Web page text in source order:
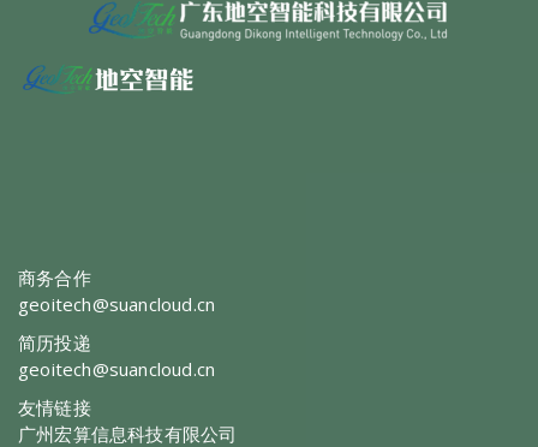
商务合作
geoitech@suancloud.cn
简历投递
geoitech@suancloud.cn
友情链接
广州宏算信息科技有限公司